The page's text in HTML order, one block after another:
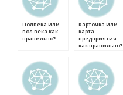
Полвека или
пол века как
правильно?
Карточка или
карта
предприятия
как правильно?